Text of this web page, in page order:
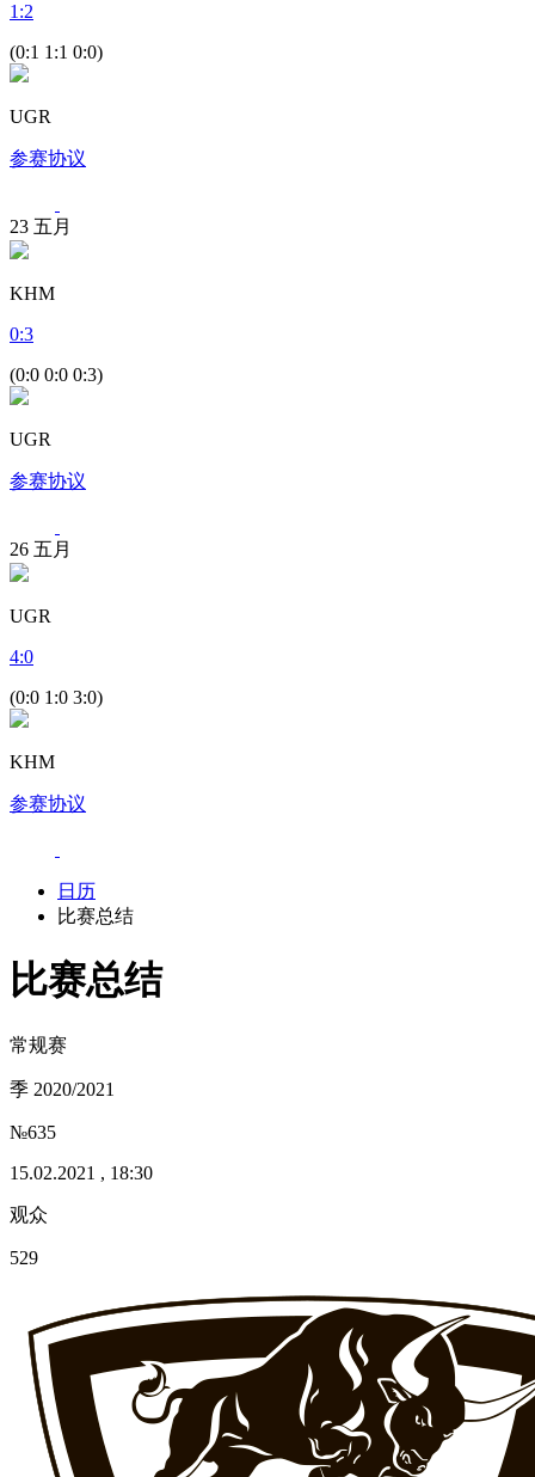
1 :2
(0:1 1:1 0:0)
UGR
参赛协议
23 五月
KHM
0:3
(0:0 0:0 0:3)
UGR
参赛协议
26 五月
UGR
4:0
(0:0 1:0 3:0)
KHM
参赛协议
日历
比赛总结
比赛总结
常规赛
季 2020/2021
№635
15.02.2021 , 18:30
观众
529